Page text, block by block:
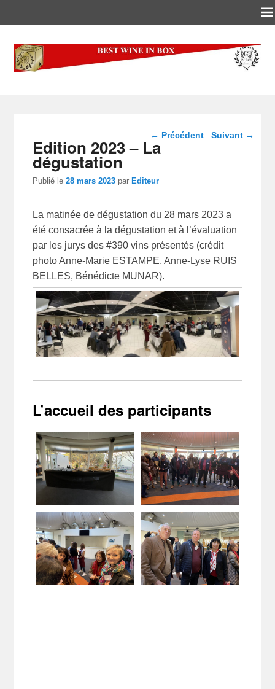
Best-Wine-In-Box
Concours International Best-Wine-In-Box
Navigation dans les
← Précédent Suivant →
Edition 2023 – La
dégustation
Publié le28 mars 2023 par Editeur
La matinée de dégustation du 28 mars 2023 a
été consacrée à la dégustation et à l’évaluation
par les jurys des #390 vins présentés (crédit
photo Anne-Marie ESTAMPE, Anne-Lyse RUIS
BELLES, Bénédicte MUNAR).
L’accueil des participants